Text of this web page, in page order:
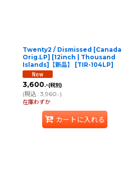
Twenty2 / Dismissed [Canada
Orig.LP] [12inch | Thousand
Islands]【新品】
[TIR-104LP]
3,600.-(税別)
(税込: 3,960.-)
在庫わずか
カートに入れる